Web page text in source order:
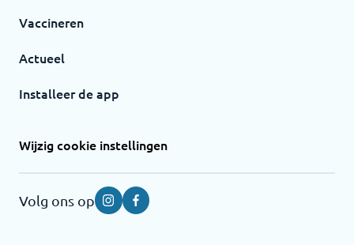
Vaccineren
Actueel
Installeer de app
Wijzig cookie instellingen
Volg ons op InstagramFacebook